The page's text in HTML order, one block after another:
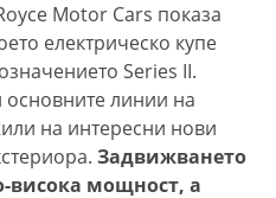
Motor Cars показа
електрическо купе
Series II.
основните линии на
на интересни нови
Задвижването
висока мощност, а